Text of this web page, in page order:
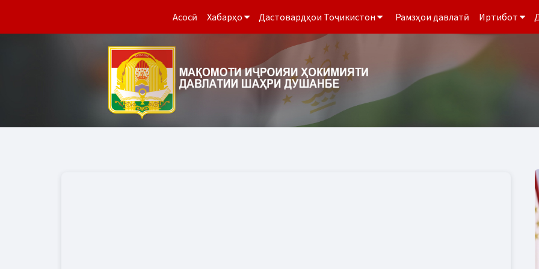
Асосӣ Хабарҳо Дастовардҳои Тоҷикистон Рамзҳои давлатӣ Иртибот